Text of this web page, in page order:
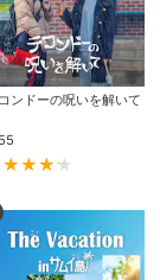
品を確認できま
た作品の削除も可
認できます。履歴
品の表示制限が可
から選択できま
ンドーの呪いを解いて
55